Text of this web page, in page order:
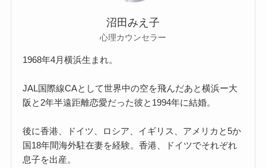
沼田みえ子
心理カウンセラー
1968年4月横浜生まれ。
JAL国際線CAとして世界中の空を飛んだあと横浜ー大
阪と2年半遠距離恋愛だった彼と1994年に結婚。
後に香港、ドイツ、ロシア、イギリス、アメリカと5か
国18年間海外駐在妻を経験。香港、ドイツでそれぞれ
息子を出産。